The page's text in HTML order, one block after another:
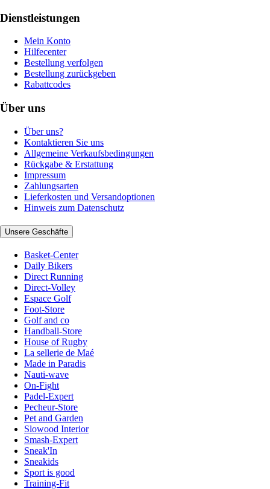
Dienstleistungen
Mein Konto
Hilfecenter
Bestellung verfolgen
Bestellung zurückgeben
Rabattcodes
Über uns
Über uns?
Kontaktieren Sie uns
Allgemeine Verkaufsbedingungen
Rückgabe & Erstattung
Impressum
Zahlungsarten
Lieferkosten und Versandoptionen
Hinweis zum Datenschutz
Unsere Geschäfte
Basket-Center
Daily Bikers
Direct Running
Direct-Volley
Espace Golf
Foot-Store
Golf and co
Handball-Store
House of Rugby
La sellerie de Maé
Made in Paradis
Nauti-wave
On-Fight
Padel-Expert
Pecheur-Store
Pet and Garden
Slowood Interior
Smash-Expert
Sneak'In
Sneakids
Sport is good
Training-Fit